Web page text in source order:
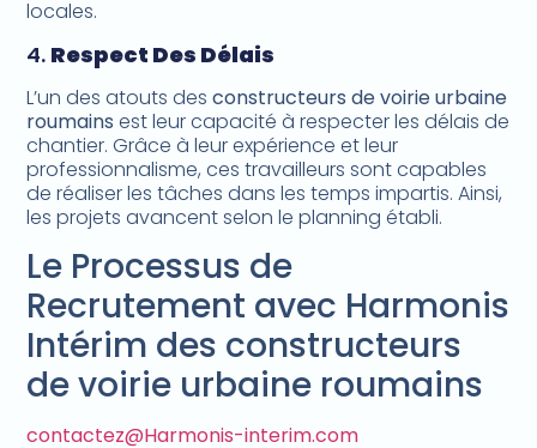
locales.
4. Respect Des Délais
L’un des atouts desconstructeurs de voirie urbaine
roumains est leur capacité à respecter les délais de
chantier. Grâce à leur expérience et leur
professionnalisme, ces travailleurs sont capables
de réaliser les tâches dans les temps impartis. Ainsi,
les projets avancent selon le planning établi.
Le Processus de
Recrutement avec Harmonis
Intérim des constructeurs
de voirie urbaine roumains
contactez@Harmonis-interim.com​